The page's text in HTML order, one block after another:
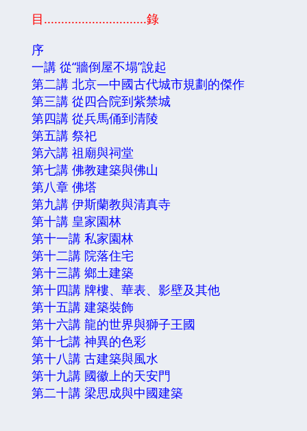
目..............................錄
序
一講 從“牆倒屋不塌”說起
第二講 北京—中國古代城市規劃的傑作
第三講 從四合院到紫禁城
第四講 從兵馬俑到清陵
第五講 祭祀
第六講 祖廟與祠堂
第七講 佛教建築與佛山
第八章 佛塔
第九講 伊斯蘭教與清真寺
第十講 皇家園林
第十一講 私家園林
第十二講 院落住宅
第十三講 鄉土建築
第十四講 牌樓、華表、影壁及其他
第十五講 建築裝飾
第十六講 龍的世界與獅子王國
第十七講 神異的色彩
第十八講 古建築與風水
第十九講 國徽上的天安門
第二十講 梁思成與中國建築